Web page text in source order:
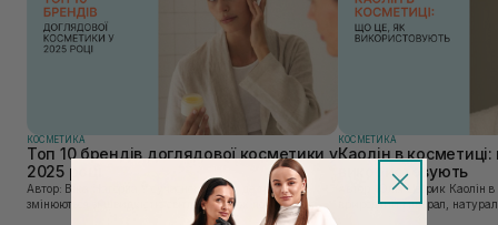
КОСМЕТИКА
Топ 10 брендів доглядової косметики у
2025 році
Автор: Віка Нагорна У сучасному світі, де тренди
змінюються зі швидкістю світла, а ринок популярної
косметики переповнений новими пропозиціями, вибір
КОСМЕТИКА
Каолін в
використовують
Автор: Юлія Цебрик Каолін в косметології – це
природний мінерал,